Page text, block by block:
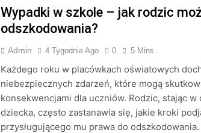
Wypadki w szkole – jak rodzic
odszkodowania?
Admin 4 Tygodnie Ago 0 5 Mins
Każdego roku w placówkach oświatowych
niebezpiecznych zdarzeń, które mogą
konsekwencjami dla uczniów. Rodzic, stając
dziecka, często zastanawia się, jakie kroki
przysługującego mu prawa do